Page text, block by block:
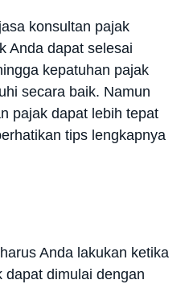
konsultan pajak
Anda dapat selesai
kepatuhan pajak
secara baik. Namun
pajak dapat lebih tepat
tips lengkapnya
Anda lakukan ketika
dapat dimulai dengan